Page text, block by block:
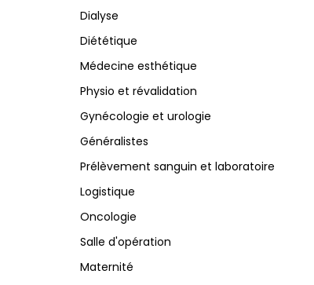
M
Mobilier bloc opératoire inox
T
Tables d'opération
Tabourets
Physio et révalidation
Podologie
Prélèvement sanguin et
Dialyse
Diététique
Médecine esthétique
Physio et révalidation
Gynécologie et urologie
Généralistes
Prélèvement sanguin et laboratoire
Logistique
Oncologie
Salle d'opération
Maternité